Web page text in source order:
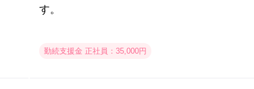
す。
勤続支援金 正社員：35,000円